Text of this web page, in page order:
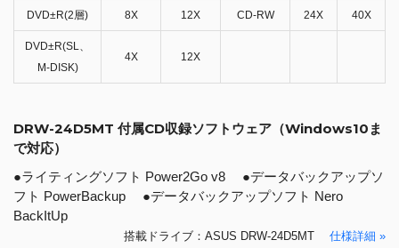
DVD±R(2層) 8X 12X CD-RW 24X 40X
DVD±R(SL、
M-DISK)
4X 12X
DRW-24D5MT 付属CD収録ソフトウェア（Windows10ま
で対応）
●ライティングソフト Power2Go v8 ●データバックアップソ
フト PowerBackup ●データバックアップソフト Nero
BackItUp
搭載ドライブ：ASUS DRW-24D5MT 仕様詳細 »